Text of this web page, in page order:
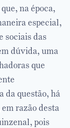
na época,
especial,
sociais das
dúvida, uma
que
da questão, há
razão desta
pois